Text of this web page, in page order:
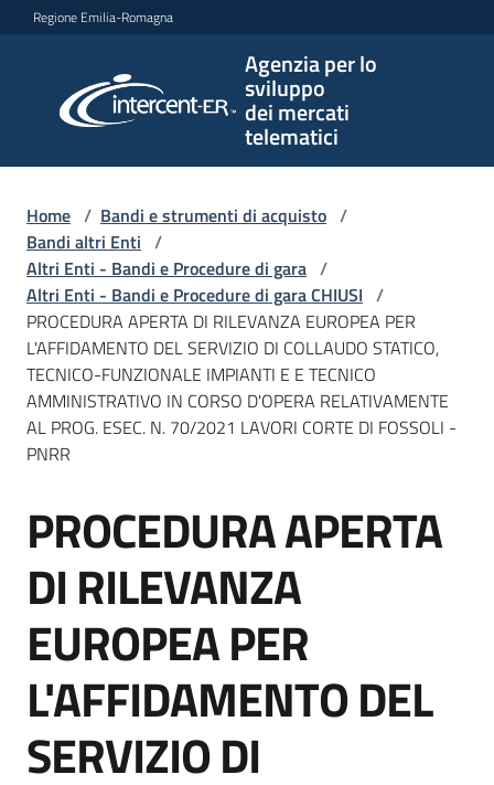
Vai al contenuto
Vai alla navigazione
Vai al footer
Regione Emilia-Romagna
Agenzia per lo
sviluppo
dei mercati
telematici
per lo
sviluppo
telematici
L'Agenzia
Bandi
e
strumenti
acquisto
Supporto
Piattaforme
telematiche
Home / Bandi e strumenti di acquisto /
Bandi altri Enti /
Altri Enti - Bandi e Procedure di gara /
Altri Enti - Bandi e Procedure di gara CHIUSI /
PROCEDURA APERTA DI RILEVANZA EUROPEA PER
L'AFFIDAMENTO DEL SERVIZIO DI COLLAUDO STATICO,
TECNICO-FUNZIONALE IMPIANTI E E TECNICO
AMMINISTRATIVO IN CORSO D'OPERA RELATIVAMENTE
AL PROG. ESEC. N. 70/2021 LAVORI CORTE DI FOSSOLI -
PNRR
Salta al contenuto
PROCEDURA APERTA
DI RILEVANZA
EUROPEA PER
L'AFFIDAMENTO DEL
SERVIZIO DI